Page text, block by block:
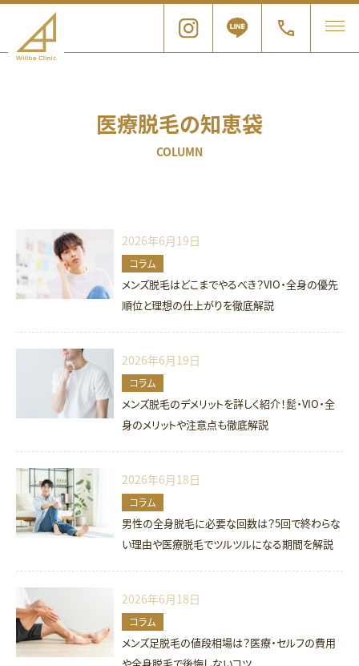
医療脱毛の知恵袋
COLUMN
2026年6月19日
コラム
メンズ脱毛はどこまでやるべき？VIO・全身の優先
順位と理想の仕上がりを徹底解説
2026年6月19日
コラム
メンズ脱毛のデメリットを詳しく紹介！髭・VIO・全
身のメリットや注意点も徹底解説
2026年6月18日
コラム
男性の全身脱毛に必要な回数は？5回で終わらな
い理由や医療脱毛でツルツルになる期間を解説
2026年6月18日
コラム
メンズ足脱毛の値段相場は？医療・セルフの費用